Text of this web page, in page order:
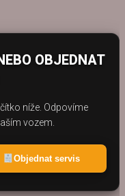
OBJEDNAT
níže. Odpovíme
vozem.
Objednat servis